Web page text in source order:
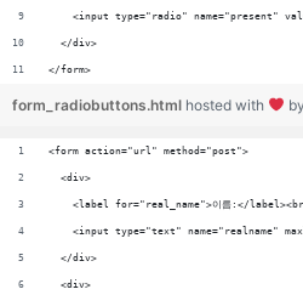
<input type="radio" name="present"
  </div>
</form>
form_radiobuttons.html hosted with by
<form action="url" method="post">
  <div>
<label for="real_name">이름:</
<input type="text" name="realname"
  </div>
  <div>